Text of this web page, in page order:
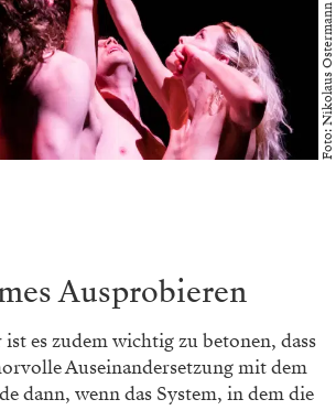
Foto: Nikolaus Ostermann
Ausprobieren
es zudem wichtig zu betonen, dass
Auseinandersetzung mit dem
dann, wenn das System, in dem die